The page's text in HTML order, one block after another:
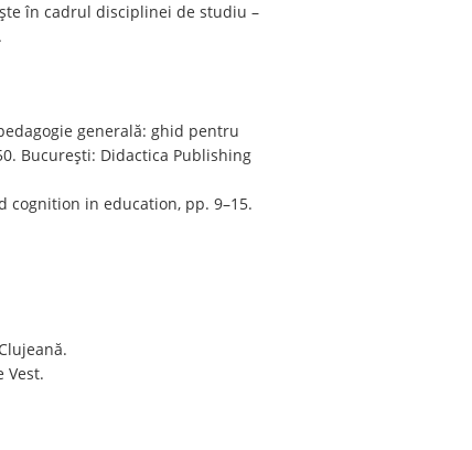
în cadrul disciplinei de studiu –
generală: ghid pentru
București: Didactica Publishing
cognition in education, pp. 9–15.
Vest.